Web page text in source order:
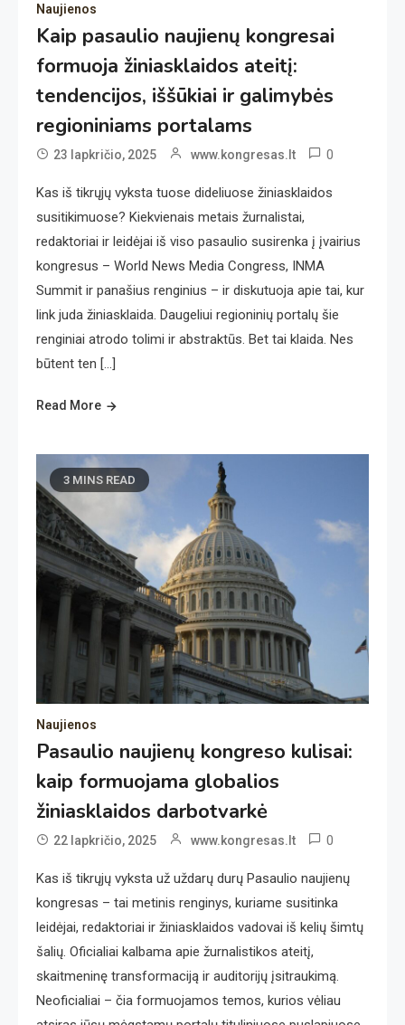
Naujienos
Kaip pasaulio naujienų kongresai
formuoja žiniasklaidos ateitį:
tendencijos, iššūkiai ir galimybės
regioniniams portalams
23 lapkričio, 2025 www.kongresas.lt 0
Kas iš tikrųjų vyksta tuose dideliuose žiniasklaidos
susitikimuose? Kiekvienais metais žurnalistai,
redaktoriai ir leidėjai iš viso pasaulio susirenka į įvairius
kongresus – World News Media Congress, INMA
Summit ir panašius renginius – ir diskutuoja apie tai, kur
link juda žiniasklaida. Daugeliui regioninių portalų šie
renginiai atrodo tolimi ir abstraktūs. Bet tai klaida. Nes
būtent ten […]
Read More
3 MINS READ
Naujienos
Pasaulio naujienų kongreso kulisai:
kaip formuojama globalios
žiniasklaidos darbotvarkė
22 lapkričio, 2025 www.kongresas.lt 0
Kas iš tikrųjų vyksta už uždarų durų Pasaulio naujienų
kongresas – tai metinis renginys, kuriame susitinka
leidėjai, redaktoriai ir žiniasklaidos vadovai iš kelių šimtų
šalių. Oficialiai kalbama apie žurnalistikos ateitį,
skaitmeninę transformaciją ir auditorijų įsitraukimą.
Neoficialiai – čia formuojamos temos, kurios vėliau